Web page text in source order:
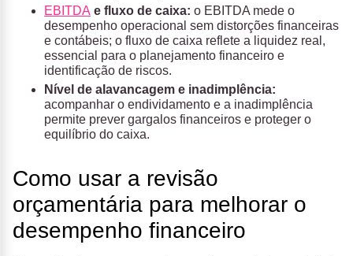
EBITDA e fluxo de caixa: o EBITDA mede o
desempenho operacional sem distorções financeiras
e contábeis; o fluxo de caixa reflete a liquidez real,
essencial para o planejamento financeiro e
identificação de riscos.
Nível de alavancagem e inadimplência:
acompanhar o endividamento e a inadimplência
permite prever gargalos financeiros e proteger o
equilíbrio do caixa.
Como usar a revisão
orçamentária para melhorar o
desempenho financeiro